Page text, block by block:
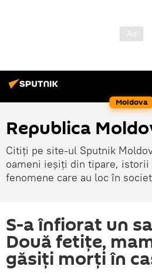
Moldova
Republica
Citiți pe site-ul Sputnik
oameni ieșiți din tipare, istorii
fenomene care au loc în
S-a înfiorat un
Două fetițe,
găsiți morți în